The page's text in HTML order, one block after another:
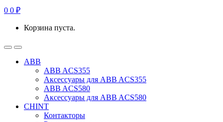
0 0 ₽
Корзина пуста.
ABB
ABB ACS355
Аксессуары для ABB ACS355
ABB ACS580
Аксессуары для ABB ACS580
CHINT
Контакторы